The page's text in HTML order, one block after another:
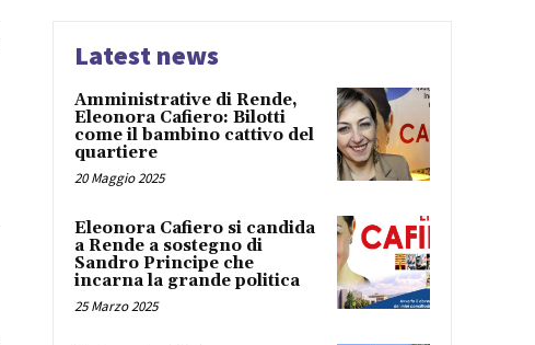
Latest news
Amministrative di Rende,
Eleonora Cafiero: Bilotti
come il bambino cattivo del
quartiere
20 Maggio 2025
Eleonora Cafiero si candida
a Rende a sostegno di
Sandro Principe che
incarna la grande politica
25 Marzo 2025